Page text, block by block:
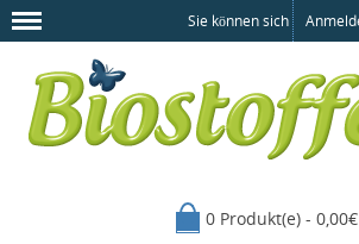
Sie können sich
0 Produkt(e) - 0,00€